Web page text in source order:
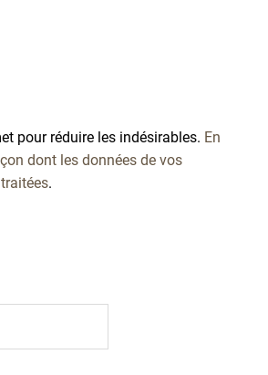
pour réduire les indésirables. En
dont les données de vos
.